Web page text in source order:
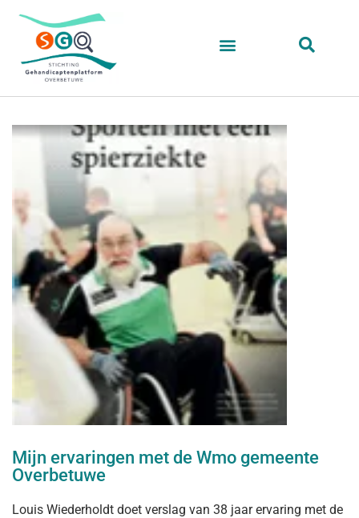
Mijn ervaringen met de Wmo gemeente
Overbetuwe
Louis Wiederholdt doet verslag van 38 jaar ervaring met de